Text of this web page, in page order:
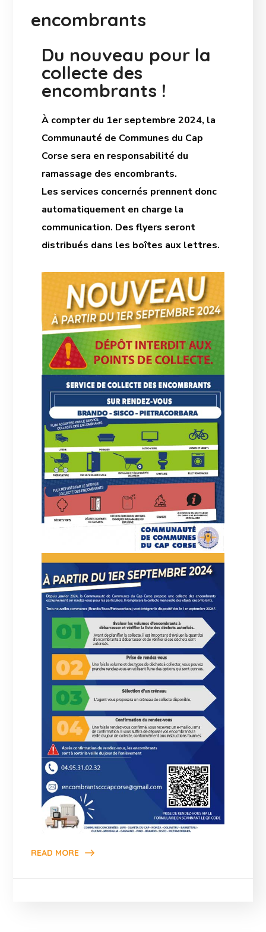
encombrants
Du nouveau pour la
collecte des
encombrants !
À compter du 1er septembre 2024, la
Communauté de Communes du Cap
Corse sera en responsabilité du
ramassage des encombrants.
Les services concernés prennent donc
automatiquement en charge la
communication. Des flyers seront
distribués dans les boîtes aux lettres.
READ MORE